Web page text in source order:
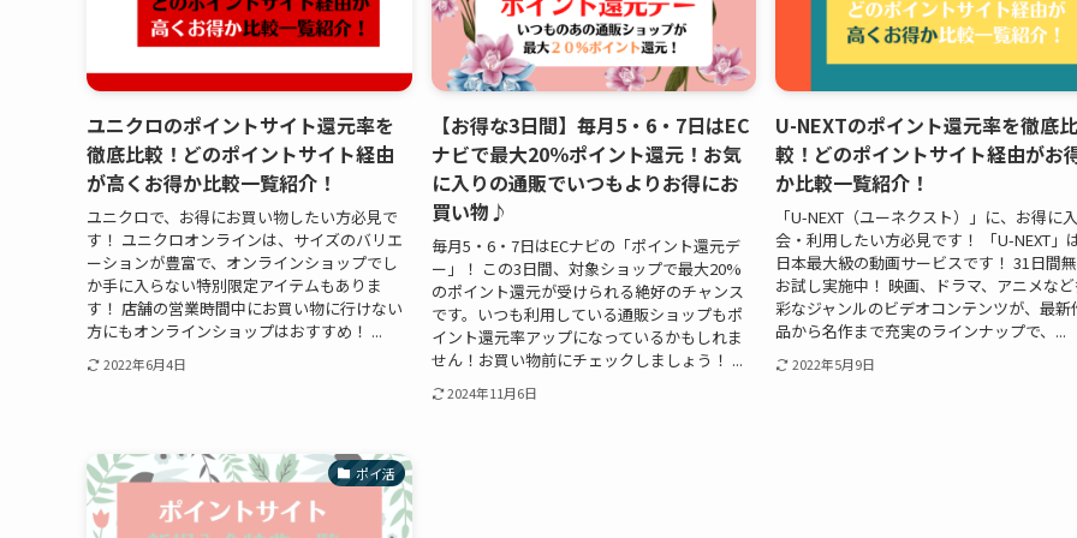
ユニクロのポイントサイト還元率を
徹底比較！どのポイントサイト経由
が高くお得か比較一覧紹介！
ユニクロで、お得にお買い物したい方必見で
す！ ユニクロオンラインは、サイズのバリエ
ーションが豊富で、オンラインショップでし
か手に入らない特別限定アイテムもありま
す！ 店舗の営業時間中にお買い物に行けない
方にもオンラインショップはおすすめ！ ...
2022年6月4日
【お得な3日間】毎月5・6・7日はEC
ナビで最大20％ポイント還元！お気
に入りの通販でいつもよりお得にお
買い物♪
毎月5・6・7日はECナビの「ポイント還元デ
ー」！ この3日間、対象ショップで最大20%
のポイント還元が受けられる絶好のチャンス
です。いつも利用している通販ショップもポ
イント還元率アップになっているかもしれま
せん！お買い物前にチェックしましょう！ ...
2024年11月6日
U-NEXTのポイント還元率を徹底比
較！どのポイントサイト経由がお
か比較一覧紹介！
「U-NEXT（ユーネクスト）」に、お得に入
会・利用したい方必見です！ 「U-NEXT」は
日本最大級の動画サービスです！ 31日間
お試し実施中！ 映画、ドラマ、アニメな
彩なジャンルのビデオコンテンツが、最新
品から名作まで充実のラインナップで、...
2022年5月9日
ポイ活